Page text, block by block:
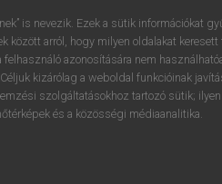
is nevezik. Ezek a sütik információkat
között arról, hogy milyen oldalakat keresett
felhasználó azonosítására nem
kizárólag a weboldal funkcióinak
szolgáltatásokhoz tartozó sütik;
és a közösségi médiaanalitika.
t z u i
g h j k l é
v b n m , .